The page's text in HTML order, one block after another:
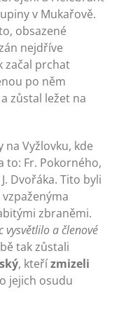
v Mukařově.
obsazené
nejdříve
začal prchat
po něm
zůstal ležet na
Vyžlovku, kde
to: Fr. Pokorného,
Dvořáka. Tito byli
zbraněmi.
vysvětlilo a členové
tak zůstali
, kteřízmizeli
jejich osudu